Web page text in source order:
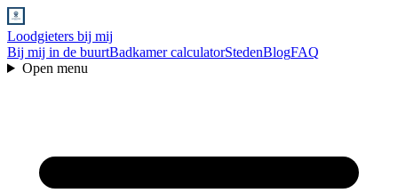
Loodgieters bij mij
Bij mij in de buurtBadkamer calculatorStedenBlogFAQ
Open menu